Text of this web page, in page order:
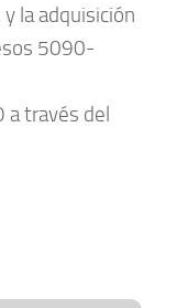
la adquisición
5090-
a través del